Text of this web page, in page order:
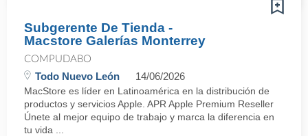
Subgerente De Tienda -
Macstore Galerías Monterrey
COMPUDABO
Todo Nuevo León 14/06/2026
MacStore es líder en Latinoamérica en la distribución de
productos y servicios Apple. APR Apple Premium Reseller
Únete al mejor equipo de trabajo y marca la diferencia en
tu vida ...